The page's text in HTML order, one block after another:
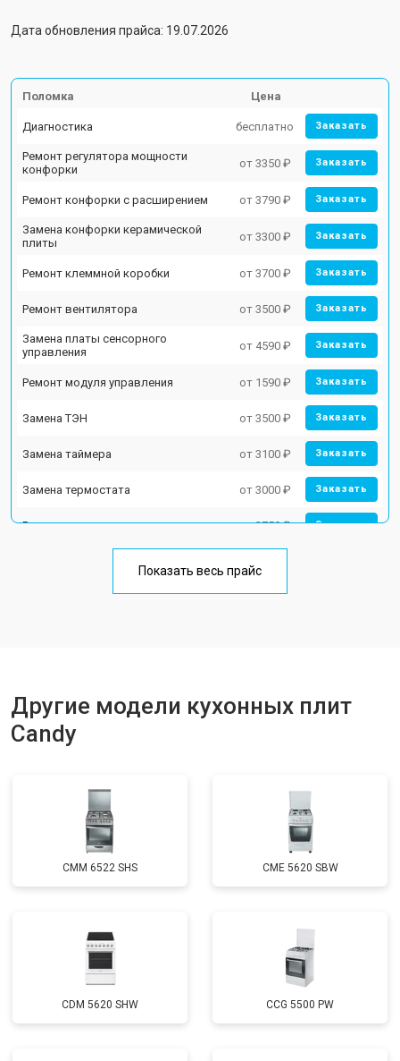
Дата обновления прайса: 19.07.2026
Поломка Цена
Диагностика бесплатно Заказать
Ремонт регулятора мощности
конфорки
от 3350 ₽ Заказать
Ремонт конфорки с расширением от 3790 ₽ Заказать
Замена конфорки керамической
плиты
от 3300 ₽ Заказать
Ремонт клеммной коробки от 3700 ₽ Заказать
Ремонт вентилятора от 3500 ₽ Заказать
Замена платы сенсорного
управления
от 4590 ₽ Заказать
Ремонт модуля управления от 1590 ₽ Заказать
Замена ТЭН от 3500 ₽ Заказать
Замена таймера от 3100 ₽ Заказать
Замена термостата от 3000 ₽ Заказать
Ремонт электропроводки от 2750 ₽ Заказать
Ремонт чугунной конфорки от 2600 ₽
Показать весь прайс
Другие модели кухонных плит
Candy
CMM 6522 SHS CME 5620 SBW
CDM 5620 SHW CCG 5500 PW